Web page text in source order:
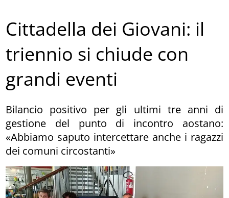
Cittadella dei Giovani: il
triennio si chiude con
grandi eventi
Bilancio positivo per gli ultimi tre anni di
gestione del punto di incontro aostano:
«Abbiamo saputo intercettare anche i ragazzi
dei comuni circostanti»